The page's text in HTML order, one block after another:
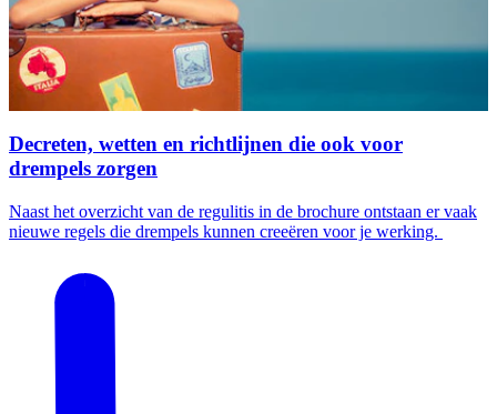
Decreten, wetten en richtlijnen die ook voor
drempels zorgen
Naast het overzicht van de regulitis in de brochure ontstaan er vaak
nieuwe regels die drempels kunnen creeëren voor je werking.